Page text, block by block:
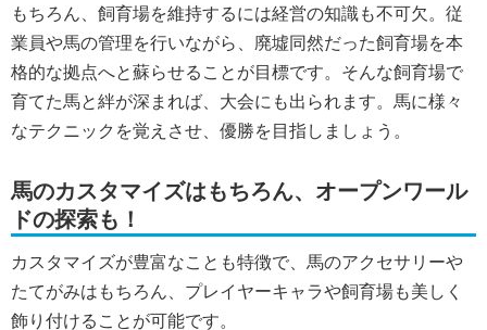
もちろん、飼育場を維持するには経営の知識も不可欠。従
業員や馬の管理を行いながら、廃墟同然だった飼育場を本
格的な拠点へと蘇らせることが目標です。そんな飼育場で
育てた馬と絆が深まれば、大会にも出られます。馬に様々
なテクニックを覚えさせ、優勝を目指しましょう。
馬のカスタマイズはもちろん、オープンワール
ドの探索も！
カスタマイズが豊富なことも特徴で、馬のアクセサリーや
たてがみはもちろん、プレイヤーキャラや飼育場も美しく
飾り付けることが可能です。